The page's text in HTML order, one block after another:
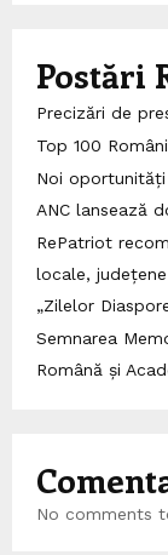
Postări
Precizări de
Top 100
Noi
ANC lansează
RePatriot
locale,
„Zilelor
Semnarea
Română și
No comments